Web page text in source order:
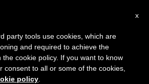
4th, 2017
x
party tools use cookies, which are
and required to achieve the
the cookie policy. If you want to know
consent to all or some of the cookies,
policy